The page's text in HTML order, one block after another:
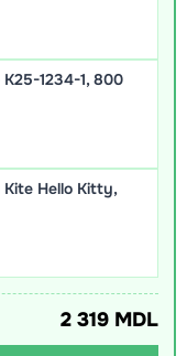
1234-1, 800
Kite Hello Kitty,
2 319 MDL